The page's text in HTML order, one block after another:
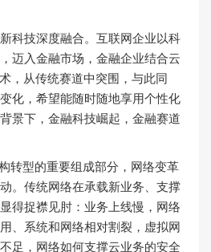
科技深度融合。互联网企业以科
迈入金融市场，金融企业结合云
，从传统赛道中突围，与此同
化，希望能随时随地享用个性化
景下，金融科技崛起，金融赛道
转型的重要组成部分，网络变革
。传统网络在承载新业务、支撑
得捉襟见肘：业务上线慢，网络
、系统和网络相对割裂，虚拟网
足，网络如何支撑云业务的安全